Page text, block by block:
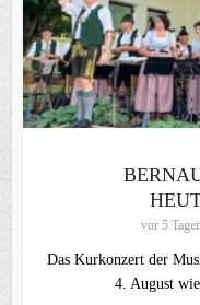
vor 5
Das Kurkonzert der
4. August